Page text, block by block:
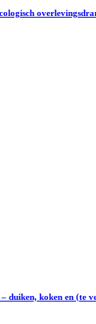
duiken, koken en (te